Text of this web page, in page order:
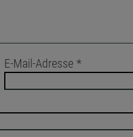
E-Mail-Adresse*